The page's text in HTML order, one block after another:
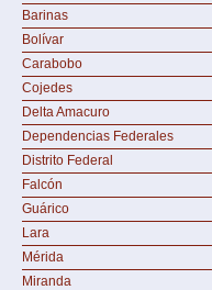
Barinas
Bolívar
Carabobo
Cojedes
Delta Amacuro
Dependencias Federales
Distrito Federal
Falcón
Guárico
Lara
Mérida
Miranda